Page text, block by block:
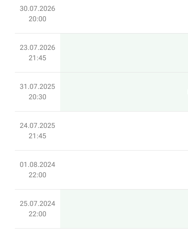
30.07.2026
20:00
23.07.2026
21:45
31.07.2025
20:30
24.07.2025
21:45
01.08.2024
22:00
25.07.2024
22:00